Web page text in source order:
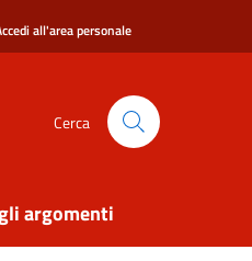
all'area personale
Cerca
argomenti